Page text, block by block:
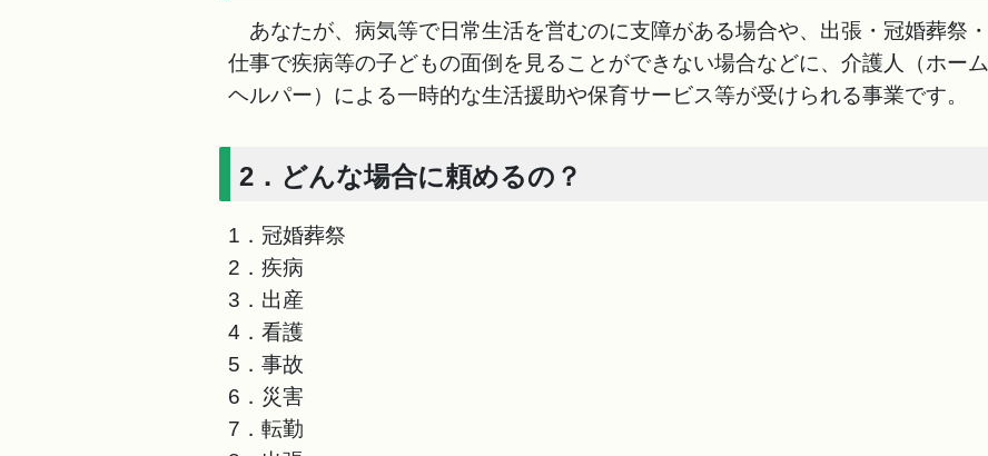
あなたが、病気等で日常生活を営むのに支障がある場合や、出張・冠婚葬祭・
仕事で疾病等の子どもの面倒を見ることができない場合などに、介護人（ホーム
ヘルパー）による一時的な生活援助や保育サービス等が受けられる事業です。
2．どんな場合に頼めるの？
1．冠婚葬祭
2．疾病
3．出産
4．看護
5．事故
6．災害
7．転勤